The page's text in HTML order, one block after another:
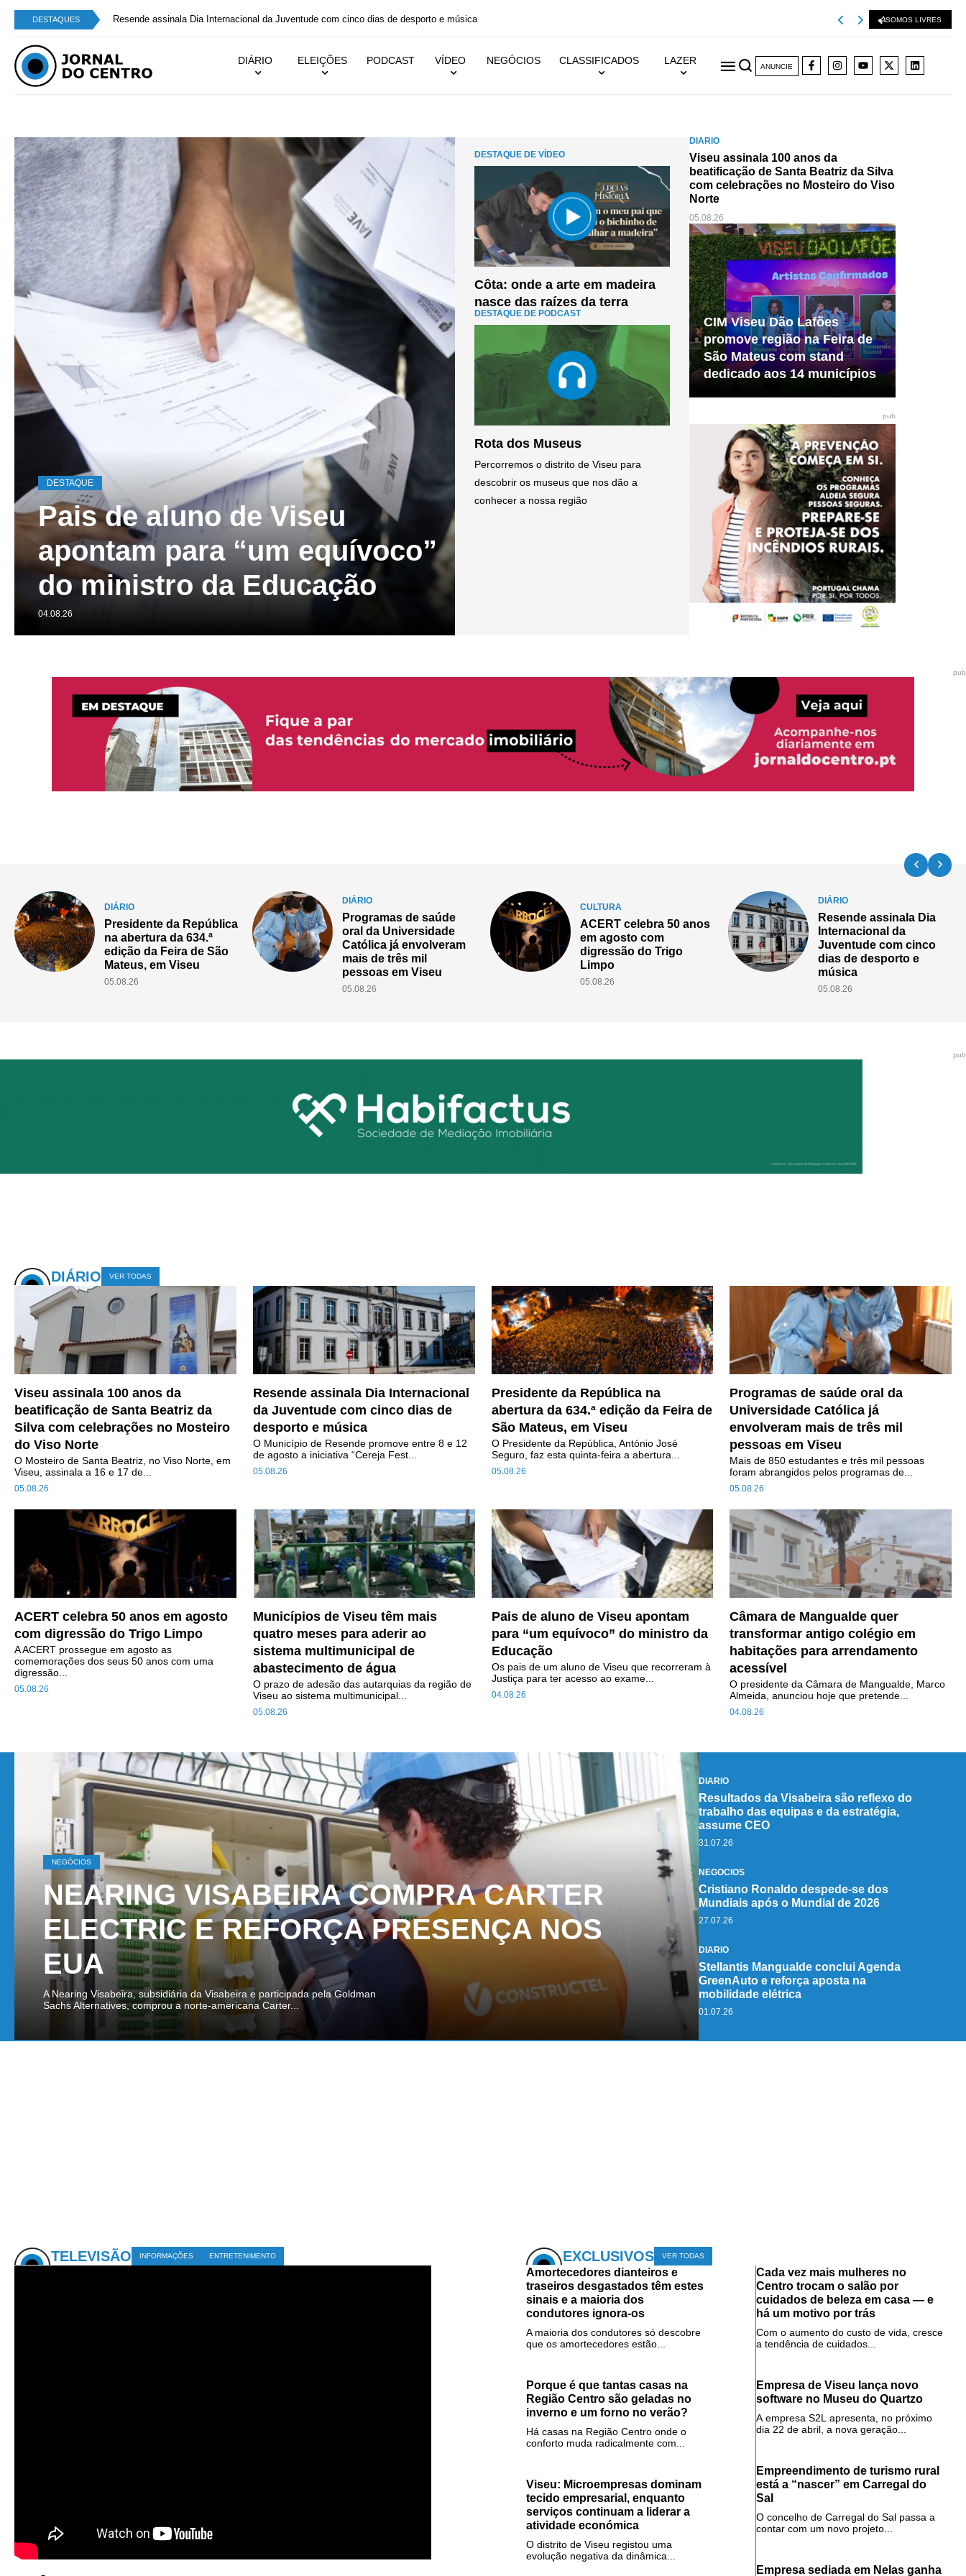
DESTAQUES Presidente da República na abertura da 634.ª edição da Feira de São Mateus, em Viseu SOMOS LIVRES
DIÁRIO ELEIÇÕES PODCAST VÍDEO NEGÓCIOS CLASSIFICADOS LAZER
ANUNCIE
DESTAQUE
Pais de aluno de Viseu
apontam para “um equívoco”
do ministro da Educação
04.08.26
Jornal do Centro - Notícias de
Viseu e da Região Centro
Côta: onde a arte em madeira
nasce das raízes da terra
Rota dos Museus
Percorremos o distrito de Viseu para
descobrir os museus que nos dão a
conhecer a nossa região
DIÁRIO
Viseu assinala 100 anos da
beatificação de Santa Beatriz da Silva
com celebrações no Mosteiro do Viso
Norte
05.08.26
CIM Viseu Dão Lafões
promove região na Feira de
São Mateus com stand
dedicado aos 14 municípios
pub
pub
DIÁRIO
Programas de saúde
oral da Universidade
Católica já envolveram
mais de três mil
pessoas em Viseu
ACERT celebra 50 anos
em agosto com
digressão do Trigo
Limpo
Resende assinala Dia
Internacional da
Juventude com cinco
dias de desporto e
música
Presidente da República
na abertura da 634.ª
edição da Feira de São
Mateus, em Viseu
pub
DIÁRIO VER TODAS
Viseu assinala 100 anos da
beatificação de Santa Beatriz da
Silva com celebrações no Mosteiro
do Viso Norte
05.08.26
O Mosteiro de Santa Beatriz, no Viso Norte, em
Viseu, assinala a 16 e 17 de...
Resende assinala Dia Internacional
da Juventude com cinco dias de
desporto e música
05.08.26
O Município de Resende promove entre 8 e 12
de agosto a iniciativa “Cereja Fest...
Presidente da República na
abertura da 634.ª edição da Feira de
São Mateus, em Viseu
05.08.26
O Presidente da República, António José
Seguro, faz esta quinta-feira a abertura...
Programas de saúde oral da
Universidade Católica já
envolveram mais de três mil
pessoas em Viseu
05.08.26
Mais de 850 estudantes e três mil pessoas
foram abrangidos pelos programas de...
ACERT celebra 50 anos em agosto
com digressão do Trigo Limpo
05.08.26
A ACERT prossegue em agosto as
comemorações dos seus 50 anos com uma
digressão...
Municípios de Viseu têm mais
quatro meses para aderir ao
sistema multimunicipal de
abastecimento de água
05.08.26
O prazo de adesão das autarquias da região de
Viseu ao sistema multimunicipal...
Pais de aluno de Viseu apontam
para “um equívoco” do ministro da
Educação
04.08.26
Os pais de um aluno de Viseu que recorreram à
Justiça para ter acesso ao exame...
Câmara de Mangualde quer
transformar antigo colégio em
habitações para arrendamento
acessível
04.08.26
O presidente da Câmara de Mangualde, Marco
Almeida, anunciou hoje que pretende...
NEGÓCIOS
NEARING VISABEIRA COMPRA CARTER
ELECTRIC E REFORÇA PRESENÇA NOS
EUA
A Nearing Visabeira, subsidiária da Visabeira e participada pela Goldman
Sachs Alternatives, comprou a norte-americana Carter...
DIÁRIO
Resultados da Visabeira são reflexo do
trabalho das equipas e da estratégia,
assume CEO
31.07.26
NEGÓCIOS
Cristiano Ronaldo despede-se dos
Mundiais após o Mundial de 2026
27.07.26
DIÁRIO
Stellantis Mangualde conclui Agenda
GreenAuto e reforça aposta na
mobilidade elétrica
01.07.26
TELEVISÃO INFORMAÇÕES ENTRETENIMENTO EXCLUSIVOS VER TODAS
Amortecedores dianteiros e
traseiros desgastados têm estes
sinais e a maioria dos
condutores ignora-os
A maioria dos condutores só descobre
que os amortecedores estão...
Porque é que tantas casas na
Região Centro são geladas no
inverno e um forno no verão?
Há casas na Região Centro onde o
conforto muda radicalmente com...
Viseu: Microempresas dominam
tecido empresarial, enquanto
serviços continuam a liderar a
atividade económica
O distrito de Viseu registou uma
evolução negativa da dinâmica...
Cada vez mais mulheres no
Centro trocam o salão por
cuidados de beleza em casa — e
há um motivo por trás
Com o aumento do custo de vida, cresce
a tendência de cuidados...
Empresa de Viseu lança novo
software no Museu do Quartzo
A empresa S2L apresenta, no próximo
dia 22 de abril, a nova geração...
Empreendimento de turismo rural
está a “nascer” em Carregal do
Sal
O concelho de Carregal do Sal passa a
contar com um novo projeto...
Empresa sediada em Nelas ganha